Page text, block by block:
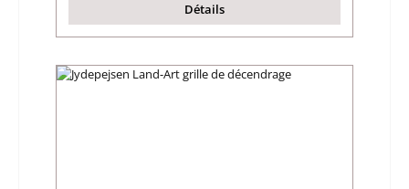
Détails